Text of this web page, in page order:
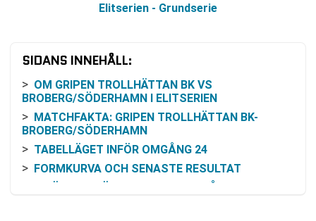
Elitserien - Grundserie
SIDANS INNEHÅLL:
OM GRIPEN TROLLHÄTTAN BK VS
BROBERG/SÖDERHAMN I ELITSERIEN
MATCHFAKTA: GRIPEN TROLLHÄTTAN BK-
BROBERG/SÖDERHAMN
TABELLÄGET INFÖR OMGÅNG 24
FORMKURVA OCH SENASTE RESULTAT
INBÖRDES MÖTEN: RESULTAT FRÅN 2024/25